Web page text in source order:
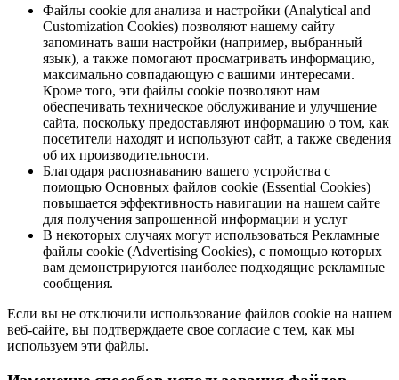
Файлы cookie для анализа и настройки (Analytical and
Customization Cookies) позволяют нашему сайту
запоминать ваши настройки (например, выбранный
язык), а также помогают просматривать информацию,
максимально совпадающую с вашими интересами.
Кроме того, эти файлы cookie позволяют нам
обеспечивать техническое обслуживание и улучшение
сайта, поскольку предоставляют информацию о том, как
посетители находят и используют сайт, а также сведения
об их производительности.
Благодаря распознаванию вашего устройства с
помощью Основных файлов cookie (Essential Cookies)
повышается эффективность навигации на нашем сайте
для получения запрошенной информации и услуг
В некоторых случаях могут использоваться Рекламные
файлы cookie (Advertising Cookies), с помощью которых
вам демонстрируются наиболее подходящие рекламные
сообщения.
Если вы не отключили использование файлов cookie на нашем
веб-сайте, вы подтверждаете свое согласие с тем, как мы
используем эти файлы.